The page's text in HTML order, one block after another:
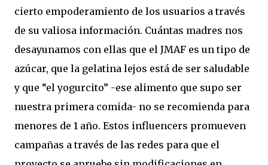
cierto empoderamiento de los usuarios a través
de su valiosa información. Cuántas madres nos
desayunamos con ellas que el JMAF es un tipo de
azúcar, que la gelatina lejos está de ser saludable
y que “el yogurcito” -ese alimento que supo ser
nuestra primera comida- no se recomienda para
menores de 1 año. Estos influencers promueven
campañas a través de las redes para que el